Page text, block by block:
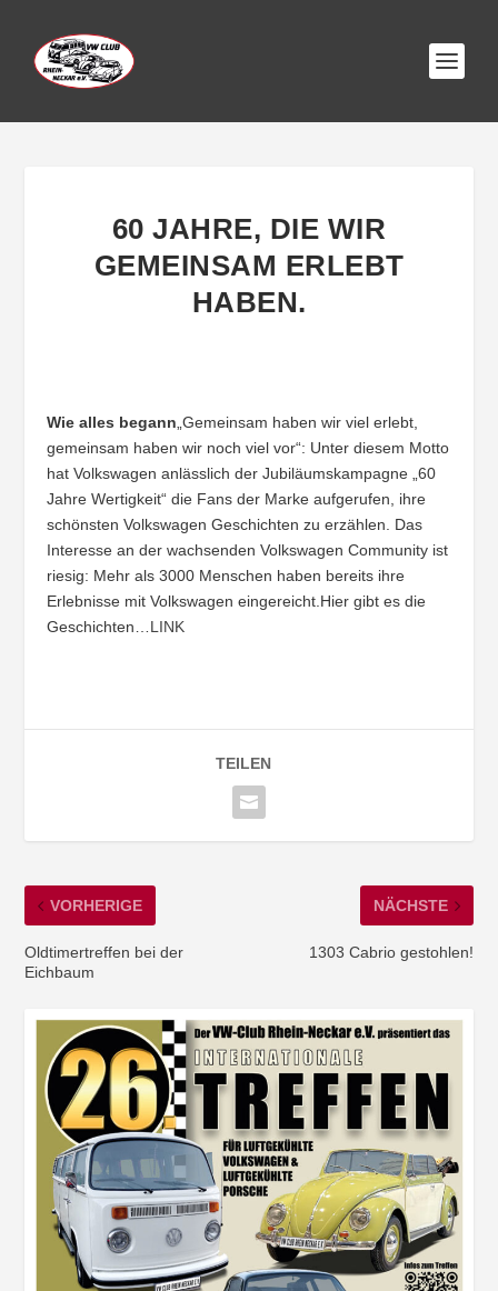
60 JAHRE, DIE WIR
GEMEINSAM ERLEBT
HABEN.
Wie alles begann „Gemeinsam haben wir viel erlebt,
gemeinsam haben wir noch viel vor“: Unter diesem Motto
hat Volkswagen anlässlich der Jubiläumskampagne „60
Jahre Wertigkeit“ die Fans der Marke aufgerufen, ihre
schönsten Volkswagen Geschichten zu erzählen. Das
Interesse an der wachsenden Volkswagen Community ist
riesig: Mehr als 3000 Menschen haben bereits ihre
Erlebnisse mit Volkswagen eingereicht.Hier gibt es die
Geschichten… LINK
TEILEN
VORHERIGE
Oldtimertreffen bei der
Eichbaum
NÄCHSTE
1303 Cabrio gestohlen!